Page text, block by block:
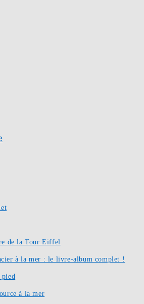
de la Tour Eiffel
à la mer : le livre-album complet !
pied
à la mer